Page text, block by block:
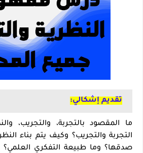
تقديم إشكالي:
ما المقصود بالتجربة، والتجريب،
التجربة والتجريب؟ وكيف يتم بناء
صدقها؟ وما طبيعة التفكري العلمي؟